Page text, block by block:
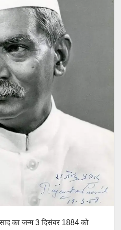
का जन्म 3 दिसंबर 1884 को